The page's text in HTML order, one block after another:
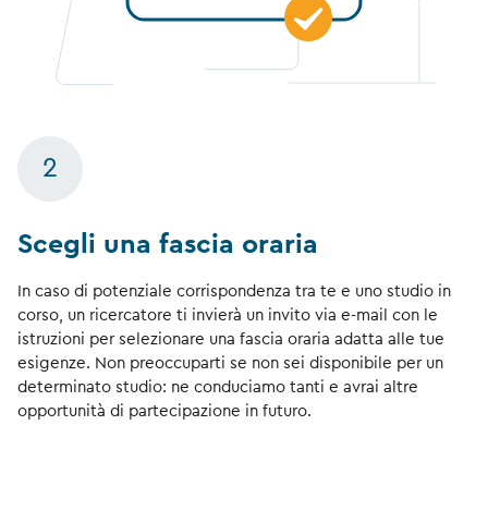
2
Scegli una fascia oraria
In caso di potenziale corrispondenza tra te e uno studio in
corso, un ricercatore ti invierà un invito via e-mail con le
istruzioni per selezionare una fascia oraria adatta alle tue
esigenze. Non preoccuparti se non sei disponibile per un
determinato studio: ne conduciamo tanti e avrai altre
opportunità di partecipazione in futuro.